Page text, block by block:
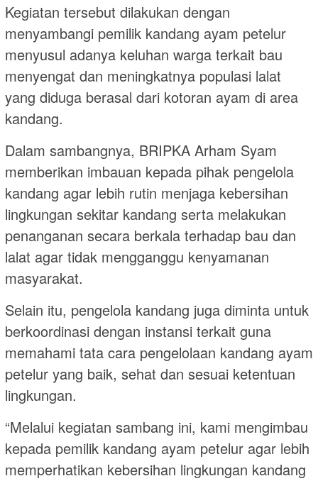
Kegiatan tersebut dilakukan dengan
menyambangi pemilik kandang ayam petelur
menyusul adanya keluhan warga terkait bau
menyengat dan meningkatnya populasi lalat
yang diduga berasal dari kotoran ayam di area
kandang.
Dalam sambangnya, BRIPKA Arham Syam
memberikan imbauan kepada pihak pengelola
kandang agar lebih rutin menjaga kebersihan
lingkungan sekitar kandang serta melakukan
penanganan secara berkala terhadap bau dan
lalat agar tidak mengganggu kenyamanan
masyarakat.
Selain itu, pengelola kandang juga diminta untuk
berkoordinasi dengan instansi terkait guna
memahami tata cara pengelolaan kandang ayam
petelur yang baik, sehat dan sesuai ketentuan
lingkungan.
“Melalui kegiatan sambang ini, kami mengimbau
kepada pemilik kandang ayam petelur agar lebih
memperhatikan kebersihan lingkungan kandang